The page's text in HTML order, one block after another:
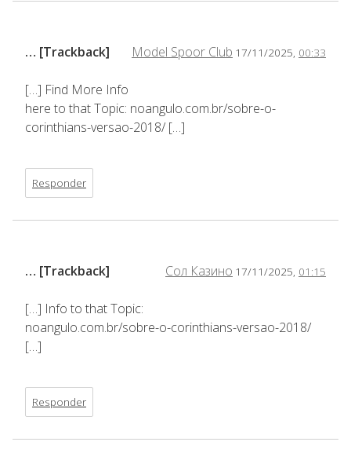
Model Spoor Club 17/11/2025, 00:33
… [Trackback]
[…] Find More Info
here to that Topic: noangulo.com.br/sobre-o-
corinthians-versao-2018/ […]
Responder
Сол Казино 17/11/2025, 01:15
… [Trackback]
[…] Info to that Topic:
noangulo.com.br/sobre-o-corinthians-versao-2018/
[…]
Responder